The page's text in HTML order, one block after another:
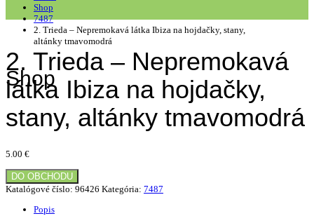
Shop
7487
2. Trieda – Nepremokavá látka Ibiza na hojdačky, stany,
altánky tmavomodrá
Shop
2. Trieda – Nepremokavá
látka Ibiza na hojdačky,
stany, altánky tmavomodrá
5.00 €
DO OBCHODU
Katalógové číslo: 96426 Kategória: 7487
Popis